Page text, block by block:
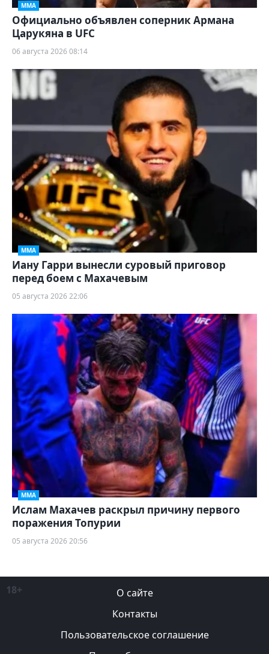
ММА
Официально объявлен соперник Армана
Царукяна в UFC
06 августа 2026 08:14
ММА
Иану Гарри вынесли суровый приговор
перед боем с Махачевым
05 августа 2026 22:06
ММА
Ислам Махачев раскрыл причину первого
поражения Топурии
05 августа 2026 20:56
18+
О сайте
Контакты
Пользовательское соглашение